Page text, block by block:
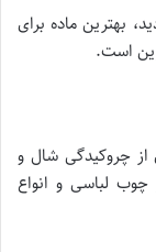
بهترین ماده برای
است.
از چروکیدگی شال و
لباسی و انواع